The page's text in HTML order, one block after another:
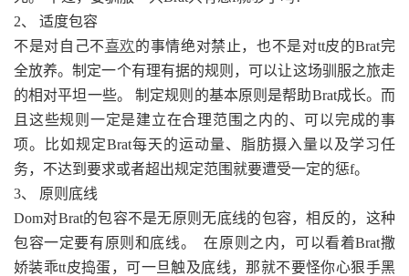
2、 适度包容
不是对自己不喜欢的事情绝对禁止，也不是对tt皮的Brat完
全放养。制定一个有理有据的规则，可以让这场驯服之旅走
的相对平坦一些。 制定规则的基本原则是帮助Brat成长。而
且这些规则一定是建立在合理范围之内的、可以完成的事
项。比如规定Brat每天的运动量、脂肪摄入量以及学习任
务，不达到要求或者超出规定范围就要遭受一定的惩f。
3、 原则底线
Dom对Brat的包容不是无原则无底线的包容，相反的，这种
包容一定要有原则和底线。 在原则之内，可以看着Brat撒
娇装乖tt皮捣蛋，可一旦触及底线，那就不要怪你心狠手黑